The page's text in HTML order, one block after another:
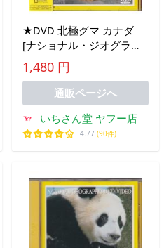
★DVD 北極グマ カナダ
[ナショナル・ジオグラフ
ィック]
1,480 円
通販ページへ
いちさん堂 ヤフー店
4.77 (90件)